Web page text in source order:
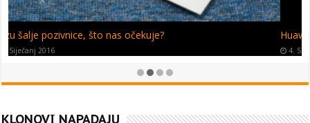
Huawei P9 sa 6 GB RAM-a?
4. Siječanj 2016
KLONOVI NAPADAJU